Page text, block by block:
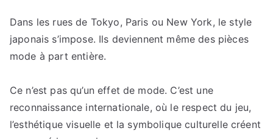
Dans les rues de Tokyo, Paris ou New York, le style
japonais s’impose. Ils deviennent même des pièces
mode à part entière.
Ce n’est pas qu’un effet de mode. C’est une
reconnaissance internationale, où le respect du jeu,
l’esthétique visuelle et la symbolique culturelle créent